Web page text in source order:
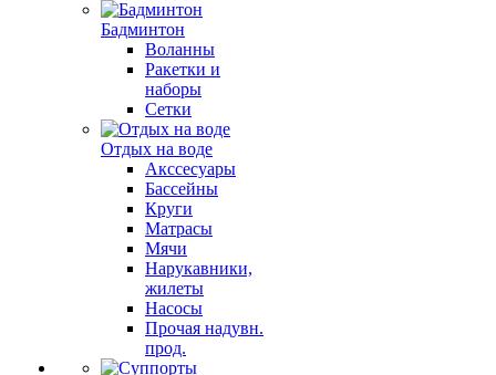
Бадминтон
Воланны
Ракетки и
наборы
Сетки
Отдых на воде
Акссесуары
Бассейны
Круги
Матрасы
Мячи
Нарукавники,
жилеты
Насосы
Прочая надувн.
прод.